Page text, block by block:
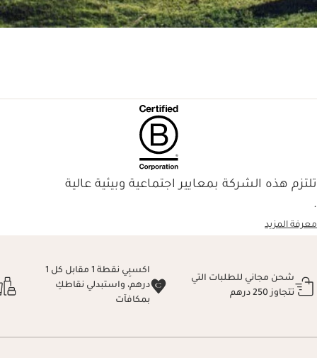
تلتزم هذه الشركة بمعايير اجتماعية وبيئية عالية
.
معرفة المزيد
شحن مجاني للطلبات التي
تتجاوز 250 درهم
اكسبِي نقطة 1 مقابل كل 1
درهم، واستبدلي نقاطكِ
بمكافآت